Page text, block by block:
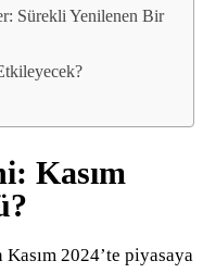
Sürekli Yenilenen Bir
Kasım
2024’te piyasaya